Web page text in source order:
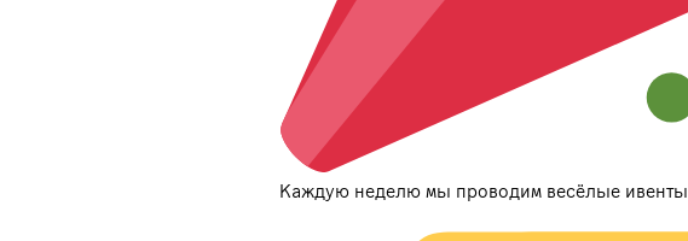
Каждую неделю мы проводим весёлые ивенты